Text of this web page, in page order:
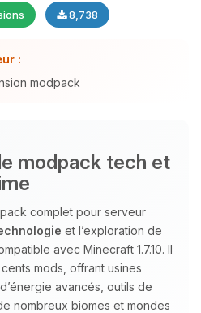
8,738
:
modpack
modpack tech et
complet pour serveur
et l’exploration de
avec Minecraft 1.7.10. Il
mods, offrant usines
avancés, outils de
nombreux biomes et mondes
pour me
Choupy, ton petit
Dis-moi ce dont